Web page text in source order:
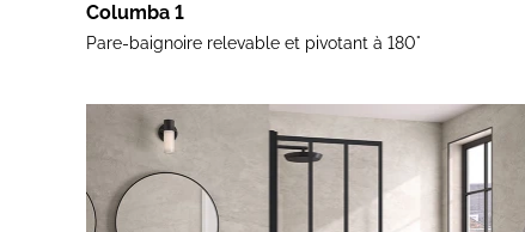
Columba 1
Pare-baignoire relevable et pivotant à 180°